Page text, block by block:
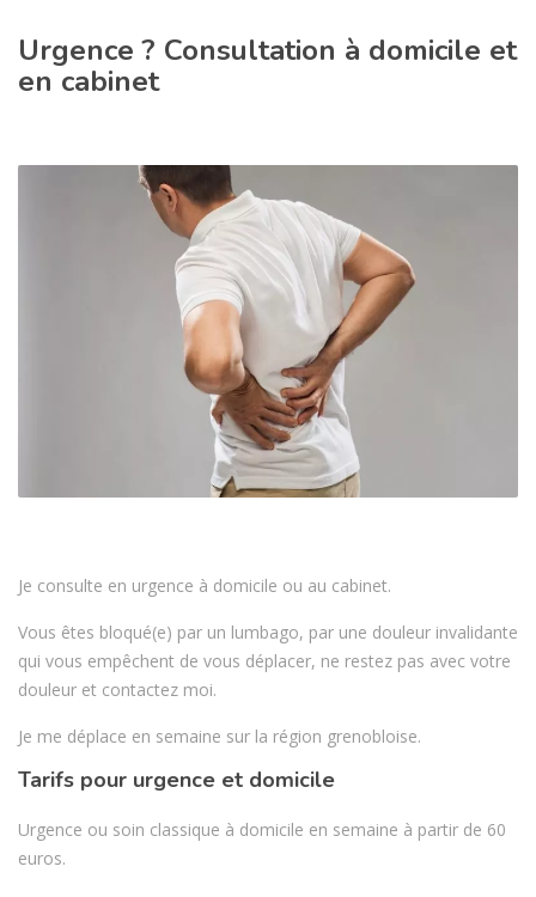
Urgence ? Consultation à domicile et
en cabinet
Je consulte en urgence à domicile ou au cabinet.
Vous êtes bloqué(e) par un lumbago, par une douleur invalidante
qui vous empêchent de vous déplacer, ne restez pas avec votre
douleur et contactez moi.
Je me déplace en semaine sur la région grenobloise.
Tarifs pour urgence et domicile
Urgence ou soin classique à domicile en semaine à partir de 60
euros.